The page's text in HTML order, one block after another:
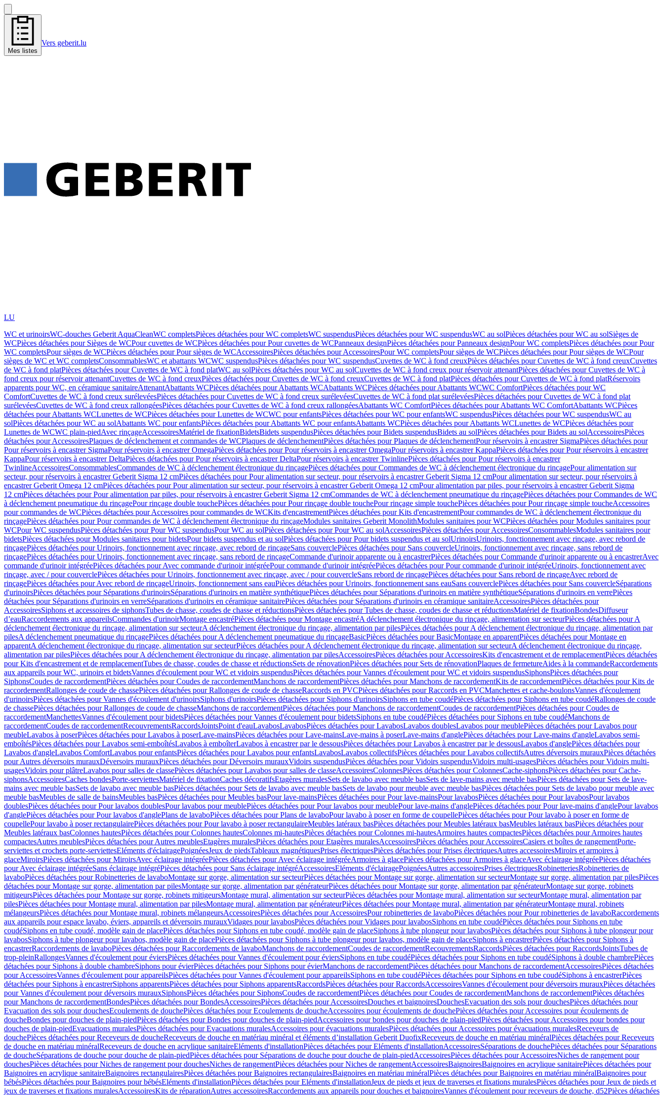
Mes listes
Vers geberit.lu
LU
WC et urinoirsWC-douches Geberit AquaCleanWC completsPièces détachées pour WC completsWC suspendusPièces détachées pour WC suspendusWC au solPièces détachées pour WC au solSièges de
WCPièces détachées pour Sièges de WCPour cuvettes de WCPièces détachées pour Pour cuvettes de WCPanneaux designPièces détachées pour Panneaux designPour WC completsPièces détachées pour Pour
WC completsPour sièges de WCPièces détachées pour Pour sièges de WCAccessoiresPièces détachées pour AccessoiresPour WC completsPour sièges de WCPièces détachées pour Pour sièges de WCPour
sièges de WC et WC completsConsommablesWC et abattants WCWC suspendusPièces détachées pour WC suspendusCuvettes de WC à fond creuxPièces détachées pour Cuvettes de WC à fond creuxCuvettes
de WC à fond platPièces détachées pour Cuvettes de WC à fond platWC au solPièces détachées pour WC au solCuvettes de WC à fond creux pour réservoir attenantPièces détachées pour Cuvettes de WC à
fond creux pour réservoir attenantCuvettes de WC à fond creuxPièces détachées pour Cuvettes de WC à fond creuxCuvettes de WC à fond platPièces détachées pour Cuvettes de WC à fond platRéservoirs
apparents pour WC, en céramique sanitaireAttenantAbattants WCPièces détachées pour Abattants WCAbattants WCPièces détachées pour Abattants WCWC ComfortPièces détachées pour WC
ComfortCuvettes de WC à fond creux surélevéesPièces détachées pour Cuvettes de WC à fond creux surélevéesCuvettes de WC à fond plat surélevéesPièces détachées pour Cuvettes de WC à fond plat
surélevéesCuvettes de WC à fond creux rallongéesPièces détachées pour Cuvettes de WC à fond creux rallongéesAbattants WC ComfortPièces détachées pour Abattants WC ComfortAbattants WCPièces
détachées pour Abattants WCLunettes de WCPièces détachées pour Lunettes de WCWC pour enfantsPièces détachées pour WC pour enfantsWC suspendusPièces détachées pour WC suspendusWC au
solPièces détachées pour WC au solAbattants WC pour enfantsPièces détachées pour Abattants WC pour enfantsAbattants WCPièces détachées pour Abattants WCLunettes de WCPièces détachées pour
Lunettes de WCWC plain-piedAvec rinçageAccessoiresMatériel de fixationBidetsBidets suspendusPièces détachées pour Bidets suspendusBidets au solPièces détachées pour Bidets au solAccessoiresPièces
détachées pour AccessoiresPlaques de déclenchement et commandes de WCPlaques de déclenchementPièces détachées pour Plaques de déclenchementPour réservoirs à encastrer SigmaPièces détachées pour
Pour réservoirs à encastrer SigmaPour réservoirs à encastrer OmegaPièces détachées pour Pour réservoirs à encastrer OmegaPour réservoirs à encastrer KappaPièces détachées pour Pour réservoirs à encastrer
KappaPour réservoirs à encastrer DeltaPièces détachées pour Pour réservoirs à encastrer DeltaPour réservoirs à encastrer TwinlinePièces détachées pour Pour réservoirs à encastrer
TwinlineAccessoiresConsommablesCommandes de WC à déclenchement électronique du rinçagePièces détachées pour Commandes de WC à déclenchement électronique du rinçagePour alimentation sur
secteur, pour réservoirs à encastrer Geberit Sigma 12 cmPièces détachées pour Pour alimentation sur secteur, pour réservoirs à encastrer Geberit Sigma 12 cmPour alimentation sur secteur, pour réservoirs à
encastrer Geberit Omega 12 cmPièces détachées pour Pour alimentation sur secteur, pour réservoirs à encastrer Geberit Omega 12 cmPour alimentation par piles, pour réservoirs à encastrer Geberit Sigma
12 cmPièces détachées pour Pour alimentation par piles, pour réservoirs à encastrer Geberit Sigma 12 cmCommandes de WC à déclenchement pneumatique du rinçagePièces détachées pour Commandes de WC
à déclenchement pneumatique du rinçagePour rinçage double touchePièces détachées pour Pour rinçage double touchePour rinçage simple touchePièces détachées pour Pour rinçage simple toucheAccessoires
pour commandes de WCPièces détachées pour Accessoires pour commandes de WCKits d'encastrementPièces détachées pour Kits d'encastrementPour commandes de WC à déclenchement électronique du
rinçagePièces détachées pour Pour commandes de WC à déclenchement électronique du rinçageModules sanitaires Geberit MonolithModules sanitaires pour WCPièces détachées pour Modules sanitaires pour
WCPour WC suspendusPièces détachées pour Pour WC suspendusPour WC au solPièces détachées pour Pour WC au solAccessoiresPièces détachées pour AccessoiresConsommablesModules sanitaires pour
bidetsPièces détachées pour Modules sanitaires pour bidetsPour bidets suspendus et au solPièces détachées pour Pour bidets suspendus et au solUrinoirsUrinoirs, fonctionnement avec rinçage, avec rebord de
rinçagePièces détachées pour Urinoirs, fonctionnement avec rinçage, avec rebord de rinçageSans couverclePièces détachées pour Sans couvercleUrinoirs, fonctionnement avec rinçage, sans rebord de
rinçagePièces détachées pour Urinoirs, fonctionnement avec rinçage, sans rebord de rinçageCommande d'urinoir apparente ou à encastrerPièces détachées pour Commande d'urinoir apparente ou à encastrerAvec
commande d'urinoir intégréePièces détachées pour Avec commande d'urinoir intégréePour commande d'urinoir intégréePièces détachées pour Pour commande d'urinoir intégréeUrinoirs, fonctionnement avec
rinçage, avec / pour couverclePièces détachées pour Urinoirs, fonctionnement avec rinçage, avec / pour couvercleSans rebord de rinçagePièces détachées pour Sans rebord de rinçageAvec rebord de
rinçagePièces détachées pour Avec rebord de rinçageUrinoirs, fonctionnement sans eauPièces détachées pour Urinoirs, fonctionnement sans eauSans couverclePièces détachées pour Sans couvercleSéparations
d'urinoirsPièces détachées pour Séparations d'urinoirsSéparations d'urinoirs en matière synthétiquePièces détachées pour Séparations d'urinoirs en matière synthétiqueSéparations d'urinoirs en verrePièces
détachées pour Séparations d'urinoirs en verreSéparations d'urinoirs en céramique sanitairePièces détachées pour Séparations d'urinoirs en céramique sanitaireAccessoiresPièces détachées pour
AccessoiresSiphons et accessoires de siphonsTubes de chasse, coudes de chasse et réductionsPièces détachées pour Tubes de chasse, coudes de chasse et réductionsMatériel de fixationBondesDiffuseur
d’eauRaccordements aux appareilsCommandes d'urinoirMontage encastréPièces détachées pour Montage encastréA déclenchement électronique du rinçage, alimentation sur secteurPièces détachées pour A
déclenchement électronique du rinçage, alimentation sur secteurA déclenchement électronique du rinçage, alimentation par pilesPièces détachées pour A déclenchement électronique du rinçage, alimentation par
pilesA déclenchement pneumatique du rinçagePièces détachées pour A déclenchement pneumatique du rinçageBasicPièces détachées pour BasicMontage en apparentPièces détachées pour Montage en
apparentA déclenchement électronique du rinçage, alimentation sur secteurPièces détachées pour A déclenchement électronique du rinçage, alimentation sur secteurA déclenchement électronique du rinçage,
alimentation par pilesPièces détachées pour A déclenchement électronique du rinçage, alimentation par pilesAccessoiresPièces détachées pour AccessoiresKits d'encastrement et de remplacementPièces détachées
pour Kits d'encastrement et de remplacementTubes de chasse, coudes de chasse et réductionsSets de rénovationPièces détachées pour Sets de rénovationPlaques de fermetureAides à la commandeRaccordements
aux appareils pour WC, urinoirs et bidetsVannes d'écoulement pour WC et vidoirs suspendusPièces détachées pour Vannes d'écoulement pour WC et vidoirs suspendusSiphonsPièces détachées pour
SiphonsCoudes de raccordementPièces détachées pour Coudes de raccordementManchons de raccordementPièces détachées pour Manchons de raccordementKits de raccordementPièces détachées pour Kits de
raccordementRallonges de coude de chassePièces détachées pour Rallonges de coude de chasseRaccords en PVCPièces détachées pour Raccords en PVCManchettes et cache-boulonsVannes d'écoulement
d'urinoirsPièces détachées pour Vannes d'écoulement d'urinoirsSiphons d'urinoirsPièces détachées pour Siphons d'urinoirsSiphons en tube coudéPièces détachées pour Siphons en tube coudéRallonges de coude
de chassePièces détachées pour Rallonges de coude de chasseManchons de raccordementPièces détachées pour Manchons de raccordementCoudes de raccordementPièces détachées pour Coudes de
raccordementManchettesVannes d'écoulement pour bidetsPièces détachées pour Vannes d'écoulement pour bidetsSiphons en tube coudéPièces détachées pour Siphons en tube coudéManchons de
raccordementCoudes de raccordementRecouvrementsRaccordsJointsPoint d'eauLavabosLavabosPièces détachées pour LavabosLavabos doublesLavabos pour meublePièces détachées pour Lavabos pour
meubleLavabos à poserPièces détachées pour Lavabos à poserLave-mainsPièces détachées pour Lave-mainsLave-mains à poserLave-mains d'anglePièces détachées pour Lave-mains d'angleLavabos semi-
emboîtésPièces détachées pour Lavabos semi-emboîtésLavabos à emboîterLavabos à encastrer par le dessousPièces détachées pour Lavabos à encastrer par le dessousLavabos d'anglePièces détachées pour
Lavabos d'angleLavabos ComfortLavabos pour enfantsPièces détachées pour Lavabos pour enfantsLavabosLavabos collectifsPièces détachées pour Lavabos collectifsAutres déversoirs murauxPièces détachées
pour Autres déversoirs murauxDéversoirs murauxPièces détachées pour Déversoirs murauxVidoirs suspendusPièces détachées pour Vidoirs suspendusVidoirs multi-usagesPièces détachées pour Vidoirs multi-
usagesVidoirs pour plâtreLavabos pour salles de classePièces détachées pour Lavabos pour salles de classeAccessoiresColonnesPièces détachées pour ColonnesCache-siphonsPièces détachées pour Cache-
siphonsAccessoiresCaches bondesPorte-serviettesMatériel de fixationCaches décoratifsEtagères muralesSets de lavabo avec meuble basSets de lave-mains avec meuble basPièces détachées pour Sets de lave-
mains avec meuble basSets de lavabo avec meuble basPièces détachées pour Sets de lavabo avec meuble basSets de lavabo pour meuble avec meuble basPièces détachées pour Sets de lavabo pour meuble avec
meuble basMeubles de salle de bainsMeubles basPièces détachées pour Meubles basPour lave-mainsPièces détachées pour Pour lave-mainsPour lavabosPièces détachées pour Pour lavabosPour lavabos
doublesPièces détachées pour Pour lavabos doublesPour lavabos pour meublePièces détachées pour Pour lavabos pour meublePour lave-mains d'anglePièces détachées pour Pour lave-mains d'anglePour lavabos
d'anglePièces détachées pour Pour lavabos d'anglePlans de lavaboPièces détachées pour Plans de lavaboPour lavabo à poser en forme de coupellePièces détachées pour Pour lavabo à poser en forme de
coupellePour lavabo à poser rectangulairePièces détachées pour Pour lavabo à poser rectangulaireMeubles latéraux basPièces détachées pour Meubles latéraux basMeubles latéraux basPièces détachées pour
Meubles latéraux basColonnes hautesPièces détachées pour Colonnes hautesColonnes mi-hautesPièces détachées pour Colonnes mi-hautesArmoires hautes compactesPièces détachées pour Armoires hautes
compactesAutres meublesPièces détachées pour Autres meublesEtagères muralesPièces détachées pour Etagères muralesAccessoiresPièces détachées pour AccessoiresCasiers et boîtes de rangementPorte-
serviettes et crochets porte-serviettesEléments d'éclairagePoignéesJeux de piedsTableaux magnétiquesPrises électriquesPièces détachées pour Prises électriquesAutres accessoiresMiroirs et armoires à
glaceMiroirsPièces détachées pour MiroirsAvec éclairage intégréePièces détachées pour Avec éclairage intégréeArmoires à glacePièces détachées pour Armoires à glaceAvec éclairage intégréePièces détachées
pour Avec éclairage intégréeSans éclairage intégréPièces détachées pour Sans éclairage intégréAccessoiresEléments d'éclairagePoignéesAutres accessoiresPrises électriquesRobinetteriesRobinetteries de
lavaboPièces détachées pour Robinetteries de lavaboMontage sur gorge, alimentation sur secteurPièces détachées pour Montage sur gorge, alimentation sur secteurMontage sur gorge, alimentation par pilesPièces
détachées pour Montage sur gorge, alimentation par pilesMontage sur gorge, alimentation par générateurPièces détachées pour Montage sur gorge, alimentation par générateurMontage sur gorge, robinets
mitigeursPièces détachées pour Montage sur gorge, robinets mitigeursMontage mural, alimentation sur secteurPièces détachées pour Montage mural, alimentation sur secteurMontage mural, alimentation par
pilesPièces détachées pour Montage mural, alimentation par pilesMontage mural, alimentation par générateurPièces détachées pour Montage mural, alimentation par générateurMontage mural, robinets
mélangeursPièces détachées pour Montage mural, robinets mélangeursAccessoiresPièces détachées pour AccessoiresPour robinetteries de lavaboPièces détachées pour Pour robinetteries de lavaboRaccordements
aux appareils pour espace lavabo, éviers, appareils et déversoirs murauxVidages pour lavabosPièces détachées pour Vidages pour lavabosSiphons en tube coudéPièces détachées pour Siphons en tube
coudéSiphons en tube coudé, modèle gain de placePièces détachées pour Siphons en tube coudé, modèle gain de placeSiphons à tube plongeur pour lavabosPièces détachées pour Siphons à tube plongeur pour
lavabosSiphons à tube plongeur pour lavabos, modèle gain de placePièces détachées pour Siphons à tube plongeur pour lavabos, modèle gain de placeSiphons à encastrerPièces détachées pour Siphons à
encastrerRaccordements de lavaboPièces détachées pour Raccordements de lavaboManchons de raccordementCoudes de raccordementRecouvrementsRaccordsPièces détachées pour RaccordsJointsTubes de
trop-pleinRallongesVannes d'écoulement pour éviersPièces détachées pour Vannes d'écoulement pour éviersSiphons en tube coudéPièces détachées pour Siphons en tube coudéSiphons à double chambrePièces
détachées pour Siphons à double chambreSiphons pour évierPièces détachées pour Siphons pour évierManchons de raccordementPièces détachées pour Manchons de raccordementAccessoiresPièces détachées
pour AccessoiresVannes d'écoulement pour appareilsPièces détachées pour Vannes d'écoulement pour appareilsSiphons en tube coudéPièces détachées pour Siphons en tube coudéSiphons à encastrerPièces
détachées pour Siphons à encastrerSiphons apparentsPièces détachées pour Siphons apparentsRaccordsPièces détachées pour RaccordsAccessoiresVannes d'écoulement pour déversoirs murauxPièces détachées
pour Vannes d'écoulement pour déversoirs murauxSiphonsPièces détachées pour SiphonsCoudes de raccordementPièces détachées pour Coudes de raccordementManchons de raccordementPièces détachées
pour Manchons de raccordementBondesPièces détachées pour BondesAccessoiresPièces détachées pour AccessoiresDouches et baignoiresDouchesEvacuation des sols pour douchesPièces détachées pour
Evacuation des sols pour douchesEcoulements de douchePièces détachées pour Ecoulements de doucheAccessoires pour écoulements de douchePièces détachées pour Accessoires pour écoulements de
doucheBondes pour douches de plain-piedPièces détachées pour Bondes pour douches de plain-piedAccessoires pour bondes pour douches de plain-piedPièces détachées pour Accessoires pour bondes pour
douches de plain-piedEvacuations muralesPièces détachées pour Evacuations muralesAccessoires pour évacuations muralesPièces détachées pour Accessoires pour évacuations muralesReceveurs de
douchePièces détachées pour Receveurs de doucheReceveurs de douche en matériau minéral et éléments d’installation Geberit DuofixReceveurs de douche en matériau minéralPièces détachées pour Receveurs
de douche en matériau minéralReceveurs de douche en acrylique sanitaireEléments d'installationPièces détachées pour Eléments d'installationAccessoiresSéparations de douchePièces détachées pour Séparations
de doucheSéparations de douche pour douche de plain-piedPièces détachées pour Séparations de douche pour douche de plain-piedAccessoiresPièces détachées pour AccessoiresNiches de rangement pour
douchesPièces détachées pour Niches de rangement pour douchesNiches de rangementPièces détachées pour Niches de rangementAccessoiresBaignoiresBaignoires en acrylique sanitairePièces détachées pour
Baignoires en acrylique sanitaireBaignoires rectangulairesPièces détachées pour Baignoires rectangulairesBaignoires en matériau minéralPièces détachées pour Baignoires en matériau minéralBaignoires pour
bébésPièces détachées pour Baignoires pour bébésEléments d'installationPièces détachées pour Eléments d'installationJeux de pieds et jeux de traverses et fixations muralesPièces détachées pour Jeux de pieds et
jeux de traverses et fixations muralesAccessoiresKits de réparationAutres accessoiresRaccordements aux appareils pour douches et baignoiresVannes d'écoulement pour receveurs de douche, d52Pièces détachées